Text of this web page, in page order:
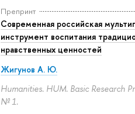
Препринт
Современная российская
инструмент воспитания
нравственных ценностей
Жигунов А. Ю.
Humanities. HUM. Basic Research
№ 1.